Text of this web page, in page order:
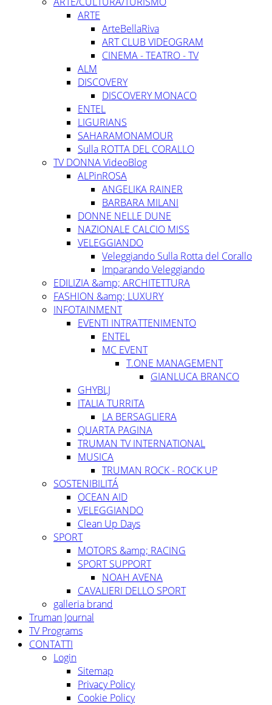
ARTE
ArteBellaRiva
ART CLUB VIDEOGRAM
CINEMA - TEATRO - TV
ALM
DISCOVERY
DISCOVERY MONACO
ENTEL
LIGURIANS
SAHARAMONAMOUR
Sulla ROTTA DEL CORALLO
TV DONNA VideoBlog
ALPinROSA
ANGELIKA RAINER
BARBARA MILANI
DONNE NELLE DUNE
NAZIONALE CALCIO MISS
VELEGGIANDO
Veleggiando Sulla Rotta del Corallo
Imparando Veleggiando
EDILIZIA &amp; ARCHITETTURA
FASHION &amp; LUXURY
INFOTAINMENT
EVENTI INTRATTENIMENTO
ENTEL
MC EVENT
T.ONE MANAGEMENT
GIANLUCA BRANCO
GHYBLJ
ITALIA TURRITA
LA BERSAGLIERA
QUARTA PAGINA
TRUMAN TV INTERNATIONAL
MUSICA
TRUMAN ROCK - ROCK UP
SOSTENIBILITÁ
OCEAN AID
VELEGGIANDO
Clean Up Days
SPORT
MOTORS &amp; RACING
SPORT SUPPORT
NOAH AVENA
CAVALIERI DELLO SPORT
galleria brand
Truman Journal
TV Programs
CONTATTI
Login
Sitemap
Privacy Policy
Cookie Policy